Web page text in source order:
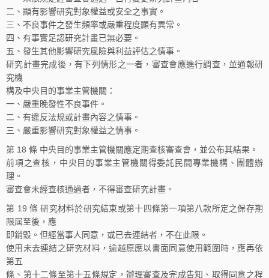
二、顯有影響研究對象權益或安全之事實。
三、不良事件之發生頻率或嚴重程度顯有異常。
四、有事實足認研究計畫已無必要。
五、發生其他影響研究風險與利益評估之情事。
研究計畫完成後，有下列情形之一者，審查會應進行調查，並通報研
究機
構及中央目的事業主管機關：
一、嚴重晚發性不良事件。
二、有違反法規或計畫內容之情事。
三、嚴重影響研究對象權益之情事。
第 18 條 中央目的事業主管機關應定期查核審查會，並公布其結果。
前項之查核，中央目的事業主管機關得委託民間專業機構、團體辦
理。
審查會未經查核通過者，不得審查研究計畫。
第 19 條 研究材料於研究結束或第十四條第一項第八款所定之保存期
限屆至後，應
即銷毀。但經當事人同意，或已去連結者，不在此限。
使用未去連結之研究材料，逾越原應以書面同意使用範圍時，應再依
第五
條、第十二條至第十五條規定，辦理審查及完成告知、取得同意之程